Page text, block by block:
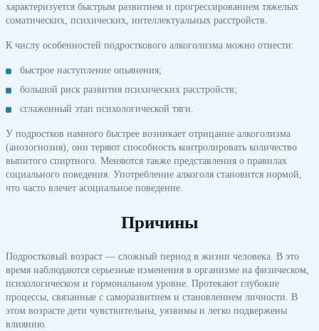
характеризуется быстрым развитием и прогрессированием тяжелых
соматических, психических, интеллектуальных расстройств.
К числу особенностей подросткового алкоголизма можно отнести:
быстрое наступление опьянения;
большой риск развития психических расстройств;
сглаженный этап психологической тяги.
У подростков намного быстрее возникает отрицание алкоголизма
(анозогнозия), они теряют способность контролировать количество
выпитого спиртного. Меняются также представления о правилах
социального поведения. Употребление алкоголя становится нормой,
что часто влечет асоциальное поведение.
Причины
Подростковый возраст — сложный период в жизни человека. В это
время наблюдаются серьезные изменения в организме на физическом,
психологическом и гормональном уровне. Протекают глубокие
процессы, связанные с саморазвитием и становлением личности. В
этом возрасте дети чувствительны, уязвимы и легко подвержены
влиянию.